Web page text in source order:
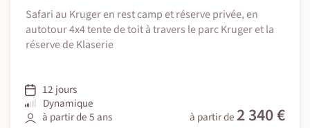
Safari au Kruger en rest camp et réserve privée, en
autotour 4x4 tente de toit à travers le parc Kruger et la
réserve de Klaserie
12 jours
Dynamique
à partir de 5 ans
à partir de 2 340 €